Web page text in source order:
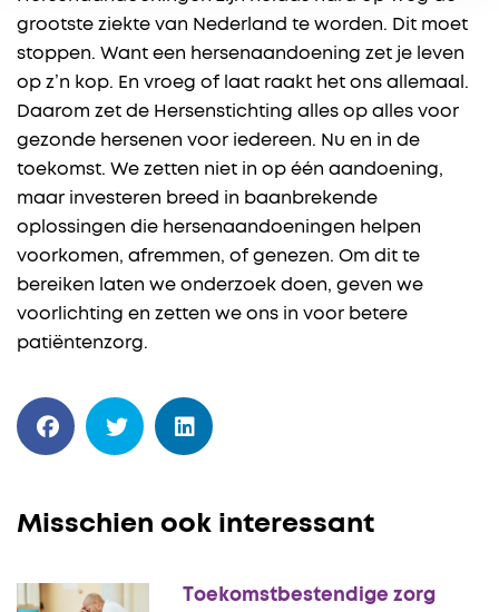
grootste ziekte van Nederland te worden. Dit moet
stoppen. Want een hersenaandoening zet je leven
op z’n kop. En vroeg of laat raakt het ons allemaal.
Daarom zet de Hersenstichting alles op alles voor
gezonde hersenen voor iedereen. Nu en in de
toekomst. We zetten niet in op één aandoening,
maar investeren breed in baanbrekende
oplossingen die hersenaandoeningen helpen
voorkomen, afremmen, of genezen. Om dit te
bereiken laten we onderzoek doen, geven we
voorlichting en zetten we ons in voor betere
patiëntenzorg.
Misschien ook interessant
Toekomstbestendige zorg